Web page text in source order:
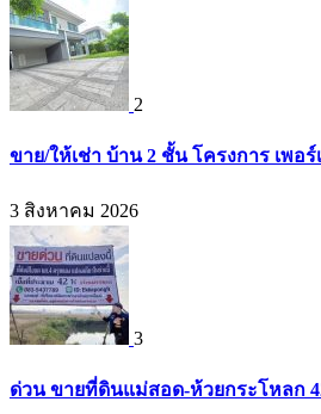
2
ขาย/ให้เช่า บ้าน 2 ชั้น โครงการ เพอ
3 สิงหาคม 2026
3
ด่วน ขายที่ดินแม่สอด-ห้วยกระโหลก